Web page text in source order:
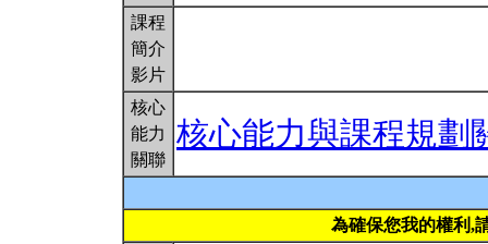
課程
簡介
影片
核心
能力
關聯
核心能力與課程規劃
為確保您我的權利,